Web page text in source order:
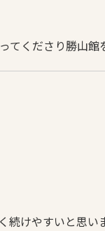
くださり勝山
けやすいと思い